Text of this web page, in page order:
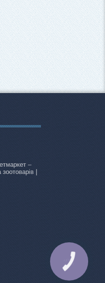
–
зоотоварів |
КНОПКА
ЗВ'ЯЗКУ